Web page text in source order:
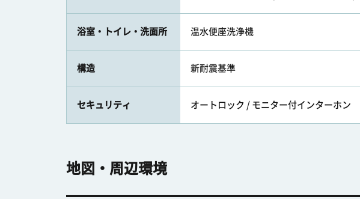
浴室・トイレ・洗面所 温水便座洗浄機
構造 新耐震基準
セキュリティ オートロック / モニター付インターホン
地図・周辺環境